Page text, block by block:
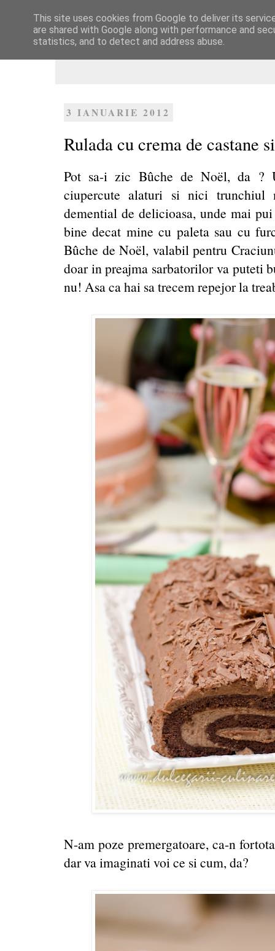
Dulcegarii culinare
3 IANUARIE 2012
Rulada cu crema de castane
Pot sa-i zic Bûche de Noël, da ?
ciupercute alaturi si nici
demential de delicioasa, unde mai
bine decat mine cu paleta sau cu
Bûche de Noël, valabil pentru
doar in preajma sarbatorilor va puteti
nu! Asa ca hai sa trecem repejor la
N-am poze premergatoare, ca-n
dar va imaginati voi ce si cum, da?
This site uses cookies from Google to deliver its
are shared with Google along with performance and
statistics, and to detect and address abuse.